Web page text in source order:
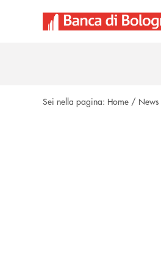
Sei nella pagina: Home / News